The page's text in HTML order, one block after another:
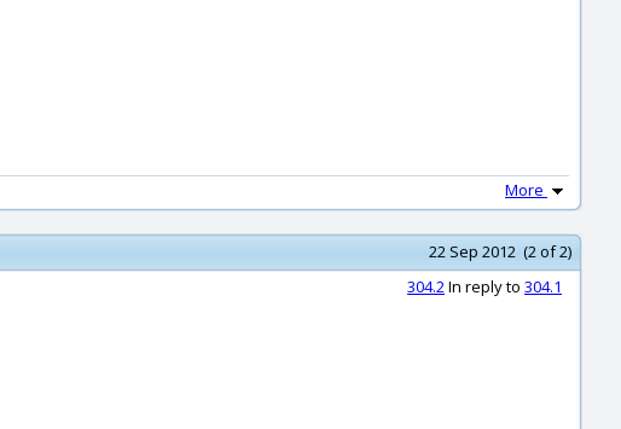
More
22 Sep 2012 (2 of 2)
304.2In reply to 304.1